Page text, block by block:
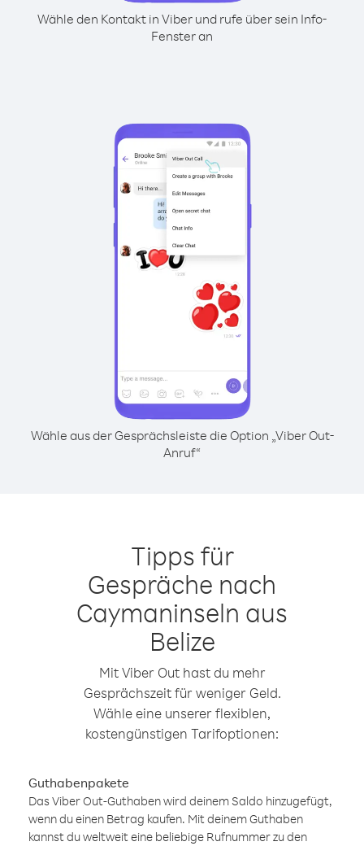
Wähle den Kontakt in Viber und rufe über sein Info-
Fenster an
Wähle aus der Gesprächsleiste die Option „Viber Out-
Anruf“
Tipps für
Gespräche nach
Caymaninseln aus
Belize
Mit Viber Out hast du mehr
Gesprächszeit für weniger Geld.
Wähle eine unserer flexiblen,
kostengünstigen Tarifoptionen:
Guthabenpakete
Das Viber Out-Guthaben wird deinem Saldo hinzugefügt,
wenn du einen Betrag kaufen. Mit deinem Guthaben
kannst du weltweit eine beliebige Rufnummer zu den